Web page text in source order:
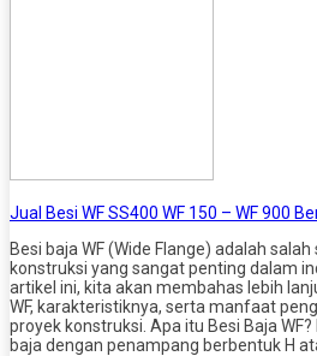
Jual Besi WF SS400 WF 150 – WF 900
Besi baja WF (Wide Flange) adalah
konstruksi yang sangat penting dalam
artikel ini, kita akan membahas lebih
WF, karakteristiknya, serta manfaat
proyek konstruksi. Apa itu Besi Baja
baja dengan penampang berbentuk H